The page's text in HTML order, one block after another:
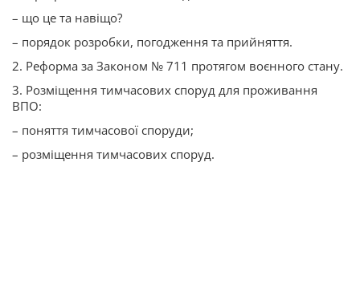
– що це та навіщо?
– порядок розробки, погодження та прийняття.
2. Реформа за Законом № 711 протягом воєнного стану.
3. Розміщення тимчасових споруд для проживання
ВПО:
– поняття тимчасової споруди;
– розміщення тимчасових споруд.